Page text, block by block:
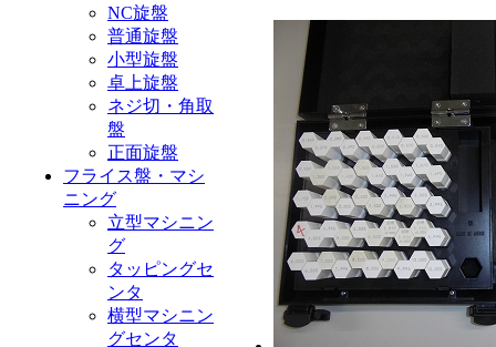
NC旋盤
普通旋盤
小型旋盤
卓上旋盤
ネジ切・角取
盤
正面旋盤
フライス盤・マシ
ニング
立型マシニン
グ
タッピングセ
ンタ
横型マシニン
グセンタ